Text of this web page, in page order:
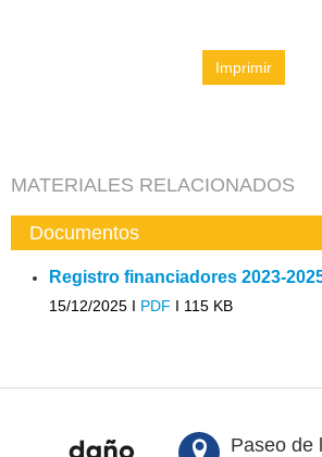
Imprimir
MATERIALES RELACIONADOS
Documentos
Registro financiadores 2023-
15/12/2025 I PDF I 115 KB
Paseo de